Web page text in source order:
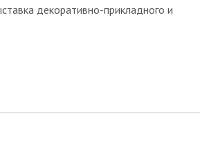
декоративно-прикладного и